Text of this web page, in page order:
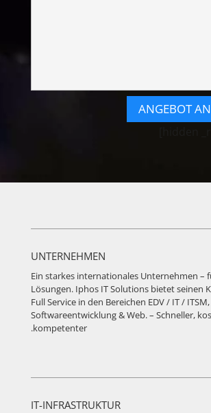
ANGEBOT
UNTERNEHMEN
Ein starkes internationales Unternehmen –
Lösungen. Iphos IT Solutions bietet seinen
Full Service in den Bereichen EDV / IT / ITSM,
Softwareentwicklung & Web. – Schneller,
kompetenter.
IT-INFRASTRUKTUR